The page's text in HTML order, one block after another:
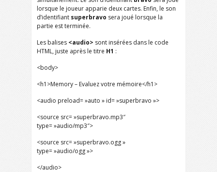
lorsque le joueur apparie deux cartes. Enfin, le son
d’identifiant superbravo sera joué lorsque la
partie est terminée.
Les balises <audio> sont insérées dans le code
HTML, juste après le titre H1 :
<body>
<h1>Memory – Evaluez votre mémoire</h1>
<audio preload= »auto » id= »superbravo »>
<source src= »superbravo.mp3″
type= »audio/mp3″>
<source src= »superbravo.ogg »
type= »audio/ogg »>
</audio>